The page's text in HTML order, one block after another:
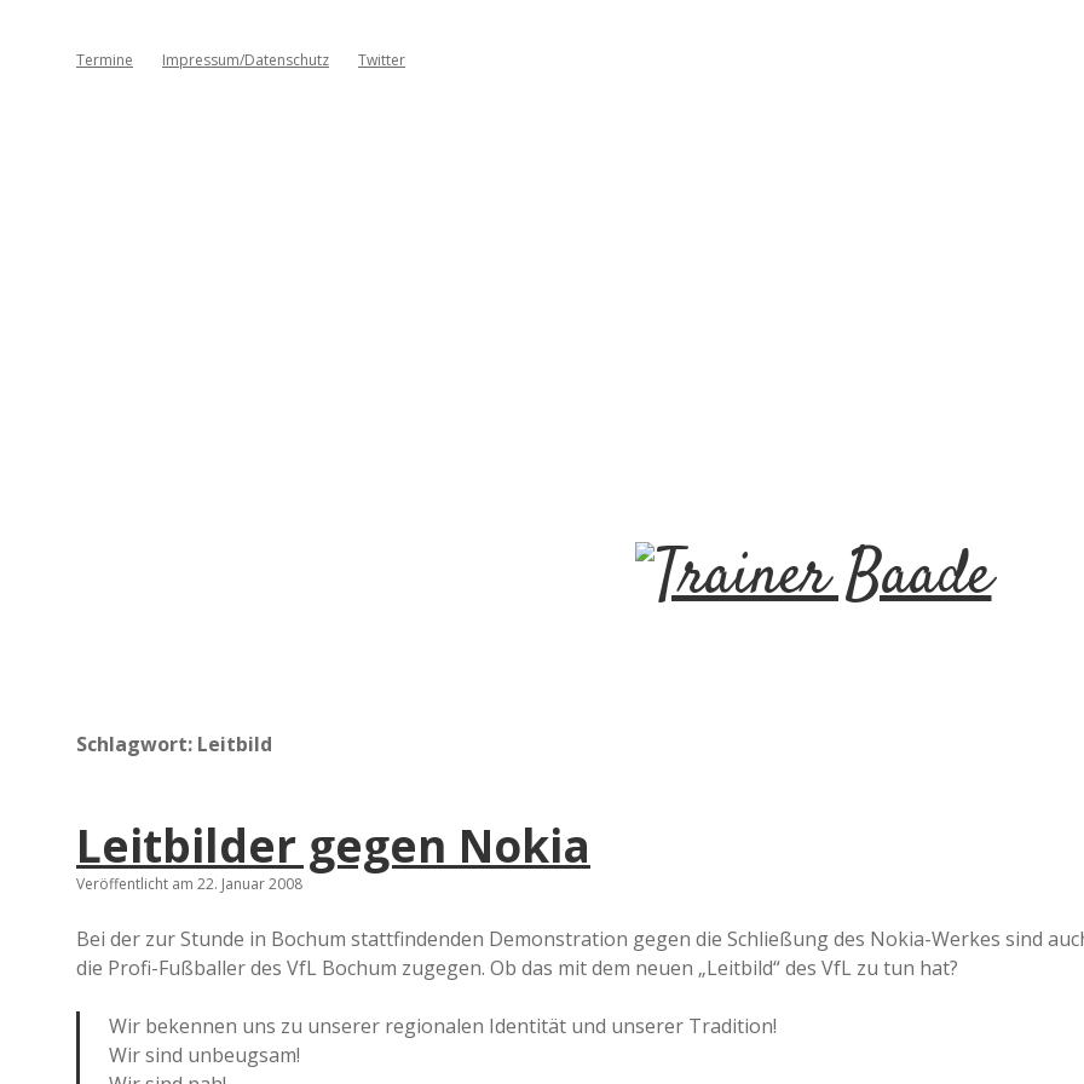
Termine Impressum/Datenschutz Twitter
T
e
r
Schlagwort: Leitbild
Leitbilder gegen Nokia
Veröffentlicht am 22. Januar 2008
Bei der zur Stunde in Bochum stattfindenden Demonstration gegen die Schließung des Nokia-Werkes sind
die Profi-Fußballer des VfL Bochum zugegen. Ob das mit dem neuen „Leitbild“ des VfL zu tun hat?
Wir bekennen uns zu unserer regionalen Identität und unserer Tradition!
Wir sind unbeugsam!